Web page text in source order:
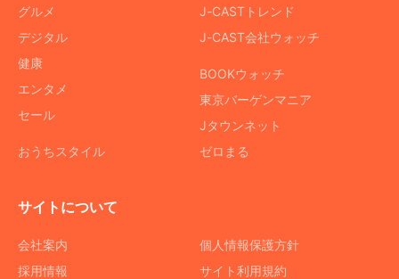
グルメ
デジタル
健康
エンタメ
セール
おうちスタイル
J-CASTトレンド
J-CAST会社ウォッチ
BOOKウォッチ
東京バーゲンマニア
Jタウンネット
ゼロまる
サイトについて
会社案内
採用情報
個人情報保護方針
サイト利用規約